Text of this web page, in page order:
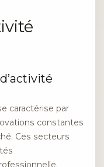
caractérise par
constantes
Ces secteurs